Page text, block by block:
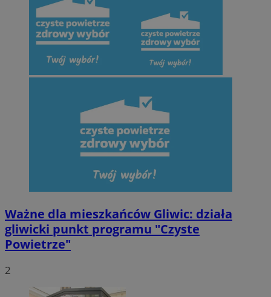
Ważne dla mieszkańców Gliwic: działa
gliwicki punkt programu "Czyste
Powietrze"
2